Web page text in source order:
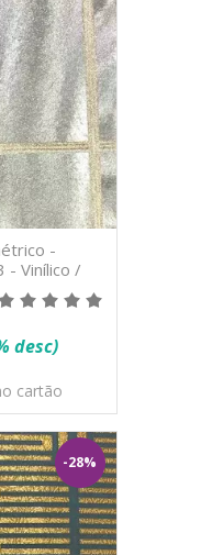
-
- Vinílico /
desc)
cartão
-28%